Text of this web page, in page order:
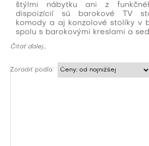
štýlmi nábytku ani z
dispoizícií sú barokové TV
komody a aj konzolové stolíky v
spolu s barokovými kreslami a
Čítať ďalej...
Zoradiť podľa